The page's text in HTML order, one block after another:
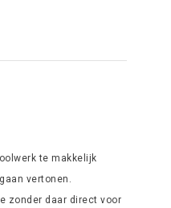
te makkelijk
vertonen.
zonder daar direct voor